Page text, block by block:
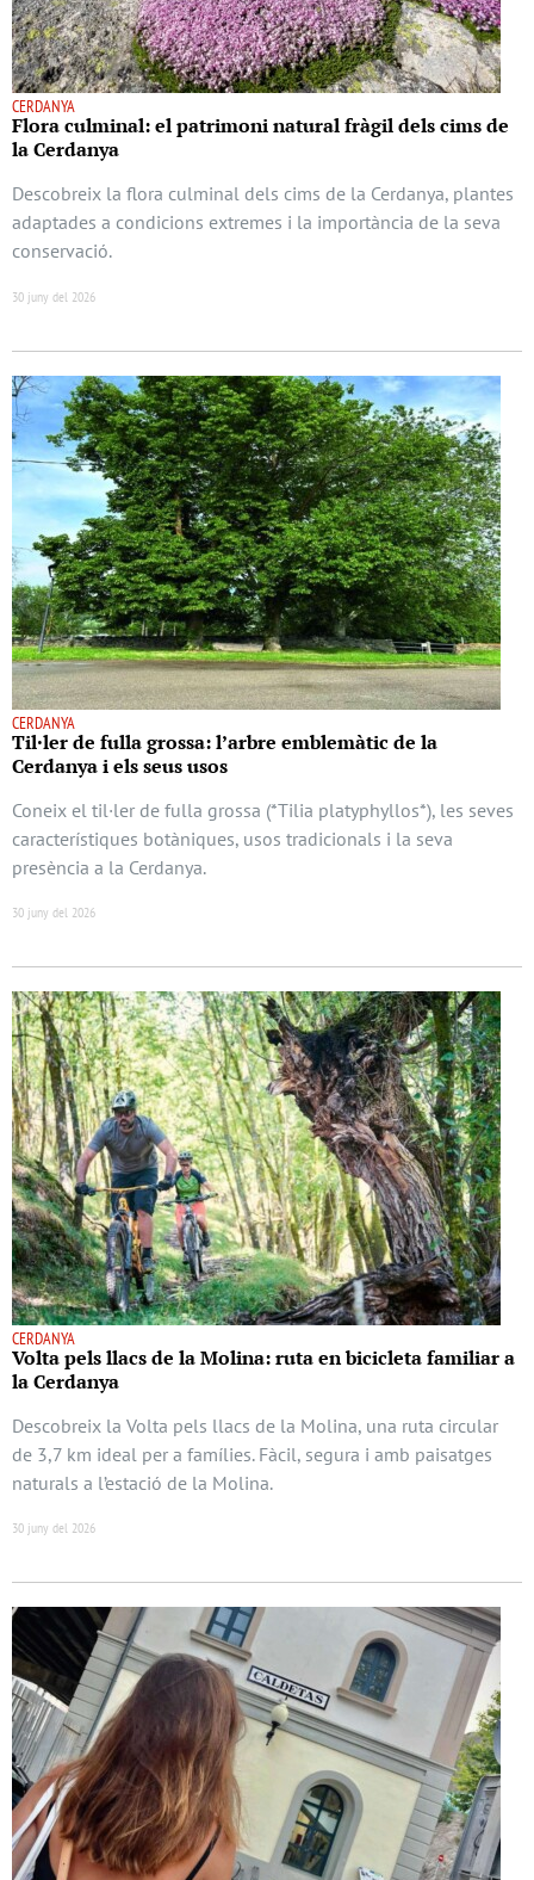
CERDANYA
Flora culminal: el patrimoni natural fràgil dels cims de
la Cerdanya
Descobreix la flora culminal dels cims de la Cerdanya, plantes
adaptades a condicions extremes i la importància de la seva
conservació.
30 juny del 2026
CERDANYA
Til·ler de fulla grossa: l’arbre emblemàtic de la
Cerdanya i els seus usos
Coneix el til·ler de fulla grossa (*Tilia platyphyllos*), les seves
característiques botàniques, usos tradicionals i la seva
presència a la Cerdanya.
30 juny del 2026
CERDANYA
Volta pels llacs de la Molina: ruta en bicicleta familiar a
la Cerdanya
Descobreix la Volta pels llacs de la Molina, una ruta circular
de 3,7 km ideal per a famílies. Fàcil, segura i amb paisatges
naturals a l’estació de la Molina.
30 juny del 2026